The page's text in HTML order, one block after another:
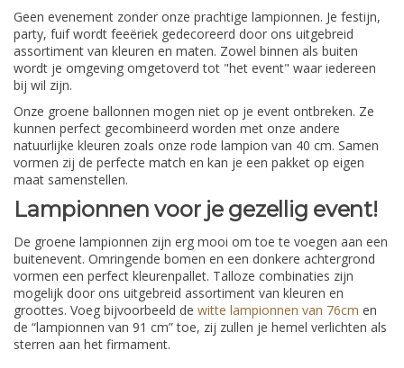
Geen evenement zonder onze prachtige lampionnen. Je festijn,
party, fuif wordt feeëriek gedecoreerd door ons uitgebreid
assortiment van kleuren en maten. Zowel binnen als buiten
wordt je omgeving omgetoverd tot "het event" waar iedereen
bij wil zijn.
Onze groene ballonnen mogen niet op je event ontbreken. Ze
kunnen perfect gecombineerd worden met onze andere
natuurlijke kleuren zoals onze rode lampion van 40 cm. Samen
vormen zij de perfecte match en kan je een pakket op eigen
maat samenstellen.
Lampionnen voor je gezellig event!
De groene lampionnen zijn erg mooi om toe te voegen aan een
buitenevent. Omringende bomen en een donkere achtergrond
vormen een perfect kleurenpallet. Talloze combinaties zijn
mogelijk door ons uitgebreid assortiment van kleuren en
groottes. Voeg bijvoorbeeld de witte lampionnen van 76cm en
de “lampionnen van 91 cm” toe, zij zullen je hemel verlichten als
sterren aan het firmament.